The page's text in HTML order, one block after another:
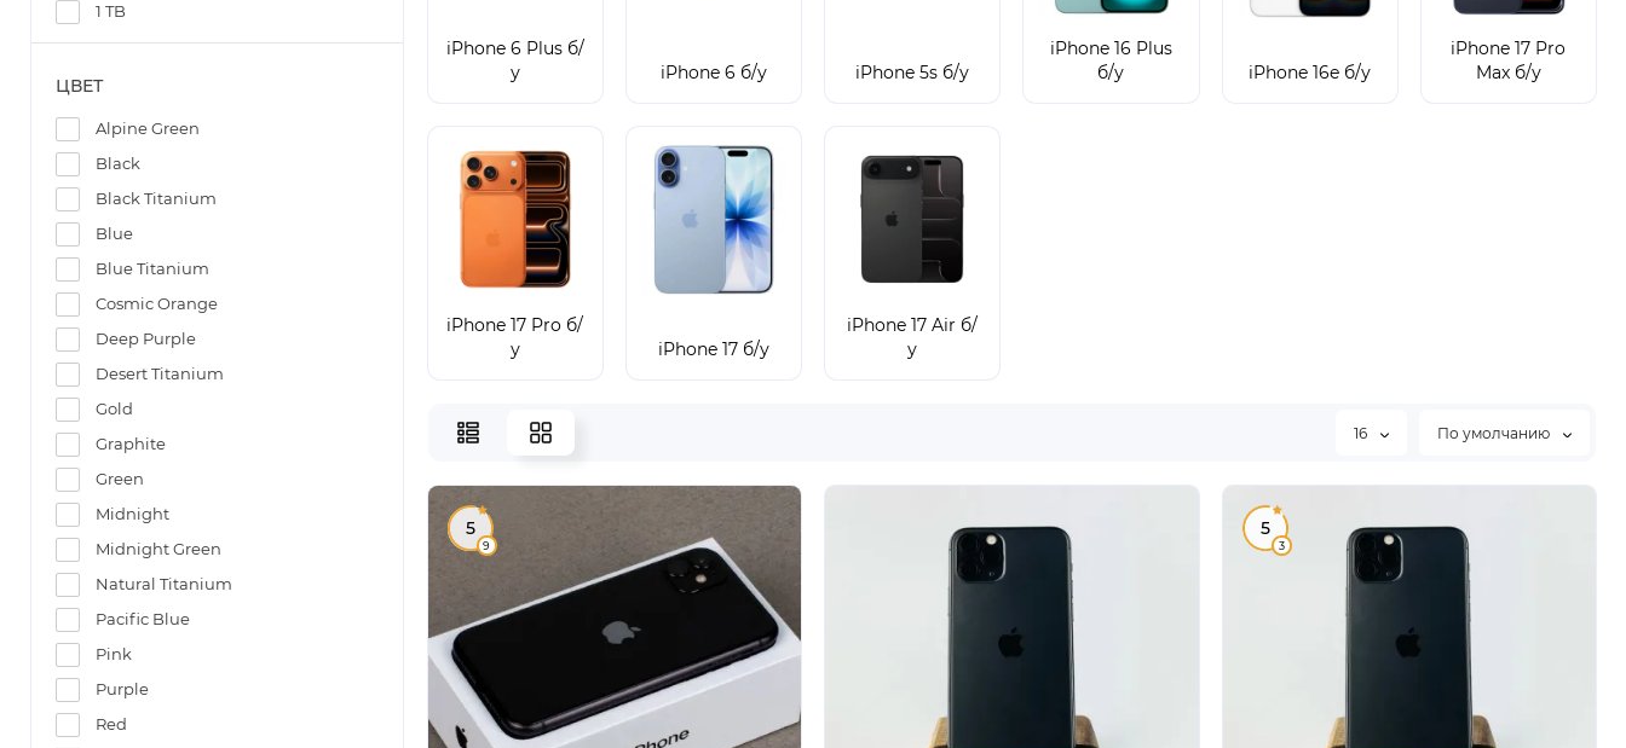
1 TB
ЦВЕТ
Alpine Green
Black
Black Titanium
Blue
Blue Titanium
Cosmic Orange
Deep Purple
Desert Titanium
Gold
Graphite
Green
Midnight
Midnight Green
Natural Titanium
Pacific Blue
Pink
Purple
Red
iPhone 6 Plus б/
у
iPhone 6 б/у iPhone 5s б/у
iPhone 16 Plus
б/у
iPhone 16e б/у
iPhone 17 Pro
Max б/у
iPhone 17 Pro б/
у
iPhone 17 б/у
iPhone 17 Air б/
у
16 По умолчанию
5
9
5
3